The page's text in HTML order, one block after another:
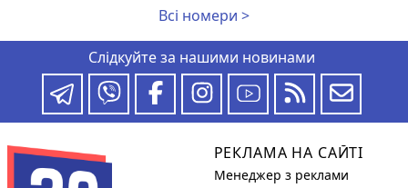
Всі номери >
Слідкуйте за нашими новинами
РЕКЛАМА НА САЙТІ
Менеджер з реклами